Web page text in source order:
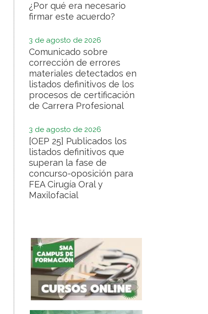
¿Por qué era necesario
firmar este acuerdo?
3 de agosto de 2026
Comunicado sobre
corrección de errores
materiales detectados en
listados definitivos de los
procesos de certificación
de Carrera Profesional
3 de agosto de 2026
[OEP 25] Publicados los
listados definitivos que
superan la fase de
concurso-oposición para
FEA Cirugía Oral y
Maxilofacial